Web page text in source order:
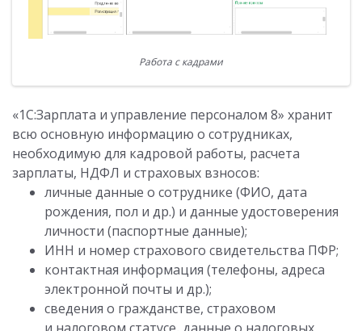
Работа с кадрами
«1С:Зарплата и управление персоналом 8» хранит
всю основную информацию о сотрудниках,
необходимую для кадровой работы, расчета
зарплаты, НДФЛ и страховых взносов:
личные данные о сотруднике (ФИО, дата
рождения, пол и др.) и данные удостоверения
личности (паспортные данные);
ИНН и номер страхового свидетельства ПФР;
контактная информация (телефоны, адреса
электронной почты и др.);
сведения о гражданстве, страховом